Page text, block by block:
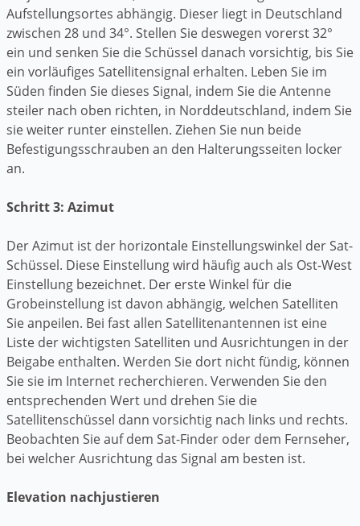
Aufstellungsortes abhängig. Dieser liegt in Deutschland
zwischen 28 und 34°. Stellen Sie deswegen vorerst 32°
ein und senken Sie die Schüssel danach vorsichtig, bis Sie
ein vorläufiges Satellitensignal erhalten. Leben Sie im
Süden finden Sie dieses Signal, indem Sie die Antenne
steiler nach oben richten, in Norddeutschland, indem Sie
sie weiter runter einstellen. Ziehen Sie nun beide
Befestigungsschrauben an den Halterungsseiten locker
an.
Schritt 3: Azimut
Der Azimut ist der horizontale Einstellungswinkel der Sat-
Schüssel. Diese Einstellung wird häufig auch als Ost-West
Einstellung bezeichnet. Der erste Winkel für die
Grobeinstellung ist davon abhängig, welchen Satelliten
Sie anpeilen. Bei fast allen Satellitenantennen ist eine
Liste der wichtigsten Satelliten und Ausrichtungen in der
Beigabe enthalten. Werden Sie dort nicht fündig, können
Sie sie im Internet recherchieren. Verwenden Sie den
entsprechenden Wert und drehen Sie die
Satellitenschüssel dann vorsichtig nach links und rechts.
Beobachten Sie auf dem Sat-Finder oder dem Fernseher,
bei welcher Ausrichtung das Signal am besten ist.
Elevation nachjustieren